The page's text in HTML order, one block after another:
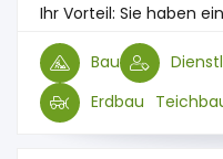
Ihr Vorteil: Sie haben
Bau
Erdbau